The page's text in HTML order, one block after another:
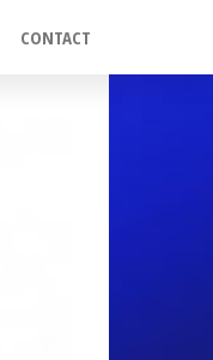
CONTACT